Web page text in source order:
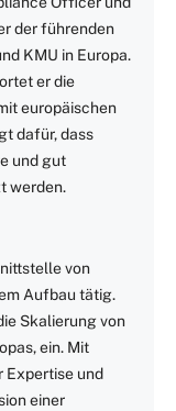
der führenden
KMU in Europa.
er die
europäischen
dafür, dass
und gut
werden.
von
Aufbau tätig.
Skalierung von
ein. Mit
Expertise und
einer